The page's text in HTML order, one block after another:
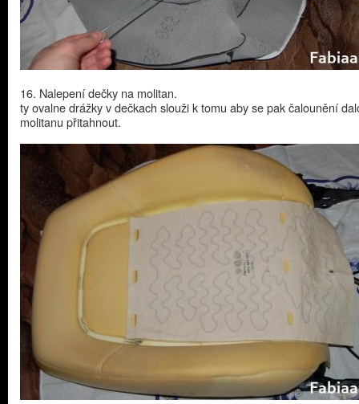
16. Nalepení dečky na molitan.
ty ovalne drážky v dečkach slouži k tomu aby se pak čalounění
molitanu přitahnout.